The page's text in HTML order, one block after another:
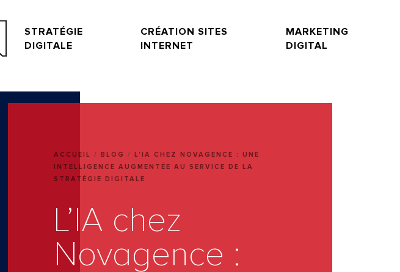
STRATÉGIE
DIGITALE
CRÉATION SITES
INTERNET
MARKETING
DIGITAL
ACCUEIL / BLOG / L’IA CHEZ NOVAGENCE : UNE
INTELLIGENCE AUGMENTÉE AU SERVICE DE LA
STRATÉGIE DIGITALE
L’IA chez
Novagence :